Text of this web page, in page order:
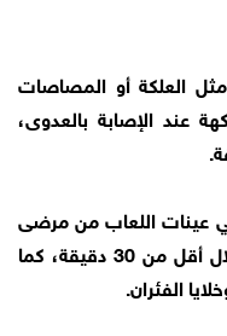
العلكة أو المصاصات
عند الإصابة بالعدوى،
عينات اللعاب من مرضى
الإنفلونزا، حيث ظهر الطعم المميز خلال أقل من 30 دقيقة، كما
الفئران.